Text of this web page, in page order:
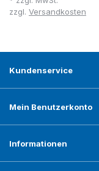
zzgl. Versandkosten
Kundenservice
Mein Benutzerkonto
Informationen